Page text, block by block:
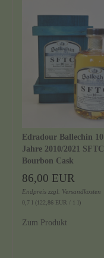
Edradour Ballechin 10
Jahre 2010/2021 SFTC
Bourbon Cask
86,00 EUR
Endpreis zzgl. Versandkosten
0,7 l (122,86 EUR / 1 l)
Zum Produkt